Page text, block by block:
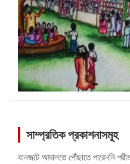
সাম্প্রতিক প্রকাশনাসমূহ
যানজটে আদালতে পৌঁছাতে পারেননি